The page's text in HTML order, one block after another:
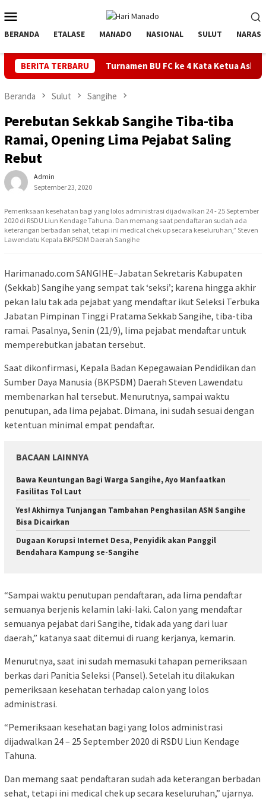
ke
kontenMobile
BERANDA ETALASE MANADO NASIONAL SULUT NARASI
BERITA TERBARU
Turnamen BU FC ke 4 Kata Ketua Askot Manado Makin
Beranda Sulut Sangihe
Perebutan Sekkab Sangihe Tiba-tiba
Ramai, Opening Lima Pejabat Saling
Rebut
Admin
September 23, 2020
Pemeriksaan kesehatan bagi yang lolos administrasi dijadwalkan 24 - 25 September
2020 di RSDU Liun Kendage Tahuna. Dan memang saat pendaftaran sudah ada
keterangan berbadan sehat, tetapi ini medical chek up secara keseluruhan,” Steven
Lawendatu Kepala BKPSDM Daerah Sangihe
Harimanado.com SANGIHE–Jabatan Sekretaris Kabupaten
(Sekkab) Sangihe yang sempat tak ‘seksi’; karena hingga akhir
pekan lalu tak ada pejabat yang mendaftar ikut Seleksi Terbuka
Jabatan Pimpinan Tinggi Pratama Sekkab Sangihe, tiba-tiba
ramai. Pasalnya, Senin (21/9), lima pejabat mendaftar untuk
memperebutkan jabatan tersebut.
Saat dikonfirmasi, Kepala Badan Kepegawaian Pendidikan dan
Sumber Daya Manusia (BKPSDM) Daerah Steven Lawendatu
membenarkan hal tersebut. Menurutnya, sampai waktu
penutupan, ada lima pejabat. Dimana, ini sudah sesuai dengan
ketentuan minimal empat pendaftar.
BACAAN LAINNYA
Bawa Keuntungan Bagi Warga Sangihe, Ayo Manfaatkan
Fasilitas Tol Laut
Yes! Akhirnya Tunjangan Tambahan Penghasilan ASN Sangihe
Bisa Dicairkan
Dugaan Korupsi Internet Desa, Penyidik akan Panggil
Bendahara Kampung se-Sangihe
“Sampai waktu penutupan pendaftaran, ada lima pendaftar
semuanya berjenis kelamin laki-laki. Calon yang mendaftar
semuanya pejabat dari Sangihe, tidak ada yang dari luar
daerah,” katanya saat ditemui di ruang kerjanya, kemarin.
Menurutnya, saat ini sudah memasuki tahapan pemeriksaan
berkas dari Panitia Seleksi (Pansel). Setelah itu dilakukan
pemeriksaan kesehatan terhadap calon yang lolos
administrasi.
“Pemeriksaan kesehatan bagi yang lolos administrasi
dijadwalkan 24 – 25 September 2020 di RSDU Liun Kendage
Tahuna.
Dan memang saat pendaftaran sudah ada keterangan berbadan
sehat, tetapi ini medical chek up secara keseluruhan,” ujarnya.